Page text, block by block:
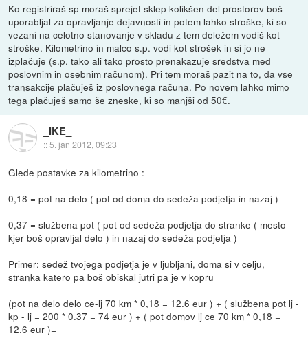
Ko registriraš sp moraš sprejet sklep kolikšen del prostorov boš
uporabljal za opravljanje dejavnosti in potem lahko stroške, ki so
vezani na celotno stanovanje v skladu z tem deležem vodiš kot
stroške. Kilometrino in malco s.p. vodi kot strošek in si jo ne
izplačuje (s.p. tako ali tako prosto prenakazuje sredstva med
poslovnim in osebnim računom). Pri tem moraš pazit na to, da vse
transakcije plačuješ iz poslovnega računa. Po novem lahko mimo
tega plačuješ samo še zneske, ki so manjši od 50€.
_IKE_
::5. jan 2012, 09:23
Glede postavke za kilometrino :
0,18 = pot na delo ( pot od doma do sedeža podjetja in nazaj )
0,37 = službena pot ( pot od sedeža podjetja do stranke ( mesto
kjer boš opravljal delo ) in nazaj do sedeža podjetja )
Primer: sedež tvojega podjetja je v ljubljani, doma si v celju,
stranka katero pa boš obiskal jutri pa je v kopru
(pot na delo delo ce-lj 70 km * 0,18 = 12.6 eur ) + ( službena pot lj -
kp - lj = 200 * 0.37 = 74 eur ) + ( pot domov lj ce 70 km * 0,18 =
12.6 eur )=